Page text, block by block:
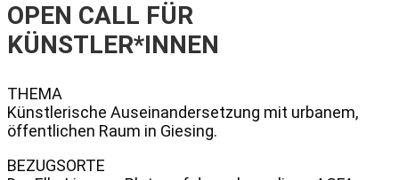
OPEN CALL FÜR
KÜNSTLER*INNEN
THEMA
Künstlerische Auseinandersetzung mit urbanem,
öffentlichen Raum in Giesing.
BEZUGSORTE